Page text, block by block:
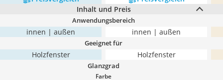
Inhalt und Preis
Anwendungsbereich
innen | außen innen | außen
Geeignet für
Holzfenster Holzfenster
Glanzgrad
Farbe